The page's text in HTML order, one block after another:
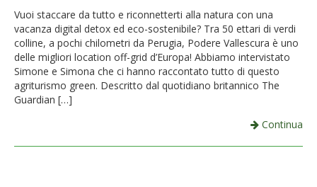
Vuoi staccare da tutto e riconnetterti alla natura con una
vacanza digital detox ed eco-sostenibile? Tra 50 ettari di verdi
colline, a pochi chilometri da Perugia, Podere Vallescura è uno
delle migliori location off-grid d’Europa! Abbiamo intervistato
Simone e Simona che ci hanno raccontato tutto di questo
agriturismo green. Descritto dal quotidiano britannico The
Guardian […]
Continua